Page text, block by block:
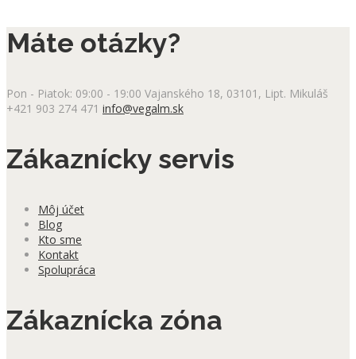
Máte otázky?
Pon - Piatok: 09:00 - 19:00 Vajanského 18, 03101, Lipt. Mikuláš
+421 903 274 471 info@vegalm.sk
Zákaznícky servis
Môj účet
Blog
Kto sme
Kontakt
Spolupráca
Zákaznícka zóna